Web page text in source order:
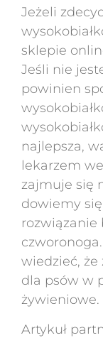
Jeżeli
sklepie
Jeśli nie
powinien
najlepsza,
lekarzem
zajmuje się
dowiemy
rozwiązanie
wiedzieć,
dla psów w
żywieniowe.
Artykuł